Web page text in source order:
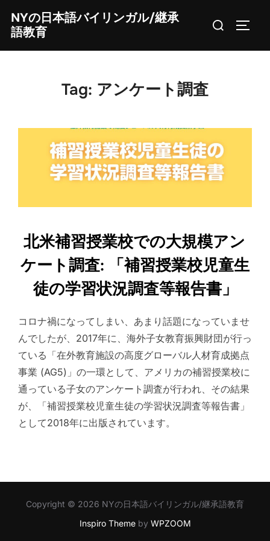
content
NYの日本語バイリンガル/継承
語教育
Search
Tag: アンケート調査
北米補習授業校での大規模アン
ケート調査: 「補習授業校児童生
徒の学習状況調査等報告書」
コロナ禍になってしまい、あまり話題になっていませ
んでしたが、2017年に、海外子女教育振興財団が行っ
ている「在外教育施設の高度グローバル人材育成拠点
事業 (AG5)」の一環として、アメリカの補習授業校に
通っている子女のアンケート調査が行われ、その結果
が、「補習授業校児童生徒の学習状況調査等報告書」
として2018年に出版されています。
Copyright © 2026 NYの日本語バイリンガル/継承語教育
Inspiro Themeby WPZOOM